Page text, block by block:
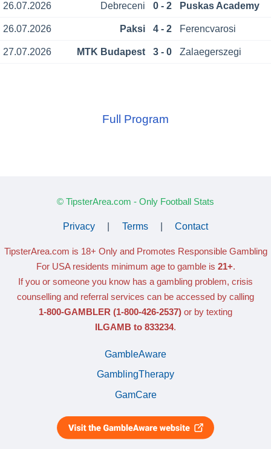
26.07.2026 Debreceni 0 - 2 Puskas Academy
26.07.2026 Paksi 4 - 2 Ferencvarosi
27.07.2026 MTK Budapest 3 - 0 Zalaegerszegi
Full Program
© TipsterArea.com - Only Football Stats
Privacy Terms Contact
TipsterArea.com is 18+ Only and Promotes Responsible Gambling
For USA residents minimum age to gamble is 21+.
If you or someone you know has a gambling problem, crisis
counselling and referral services can be accessed by calling
1-800-GAMBLER (1-800-426-2537) or by texting
ILGAMB to 833234.
GambleAware
GamblingTherapy
GamCare